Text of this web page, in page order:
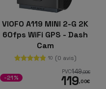
VIOFO A119 MINI 2-G 2K
60fps WiFi GPS - Dash
Cam
10 (0 avis)
PVC149,99€
119,00€
-21%